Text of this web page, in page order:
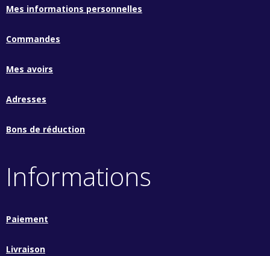
Mes informations personnelles
Commandes
Mes avoirs
Adresses
Bons de réduction
Informations
Paiement
Livraison